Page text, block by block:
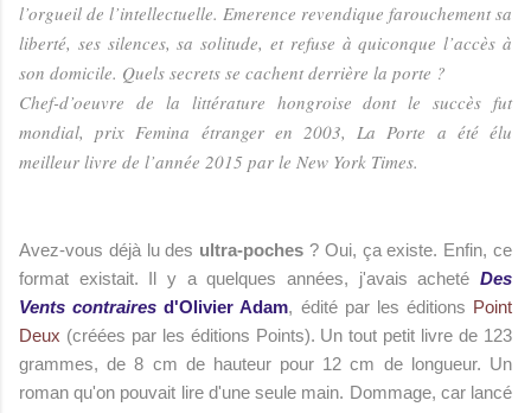
l’orgueil de l’intellectuelle. Emerence revendique farouchement sa
liberté, ses silences, sa solitude, et refuse à quiconque l’accès à
son domicile. Quels secrets se cachent derrière la porte ?
Chef-d’oeuvre de la littérature hongroise dont le succès fut
mondial, prix Femina étranger en 2003,La Porte a été élu
meilleur livre de l’année 2015 par le New York Times.
Avez-vous déjà lu des ultra-poches ? Oui, ça existe. Enfin, ce
format existait. Il y a quelques années, j'avais acheté Des
Vents contraires d'Olivier Adam, édité par les éditions Point
Deux (créées par les éditions Points). Un tout petit livre de 123
grammes, de 8 cm de hauteur pour 12 cm de longueur. Un
roman qu'on pouvait lire d'une seule main. Dommage, car lancé